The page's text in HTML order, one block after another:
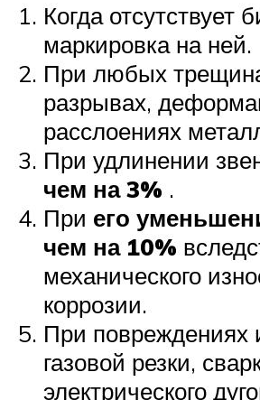
Когда отсутствует
маркировка на ней.
При любых
разрывах,
расслоениях
При удлинении
чем на 3% .
При его
чем на 10%
механического
коррозии.
При повреждениях
газовой резки,
электрического